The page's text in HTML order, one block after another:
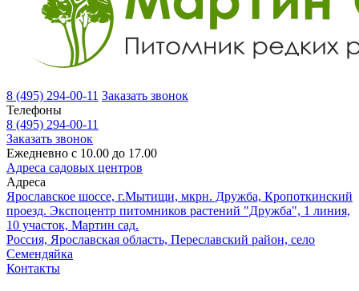
8 (495) 294-00-11 Заказать звонок
Телефоны
8 (495) 294-00-11
Заказать звонок
Ежедневно с 10.00 до 17.00
Адреса садовых центров
Адреса
Ярославское шоссе, г.Мытищи, мкрн. Дружба, Кропоткинский
проезд. Экспоцентр питомников растений "Дружба", 1 линия,
10 участок, Мартин сад.
Россия, Ярославская область, Переславский район, село
Семендяйка
Контакты